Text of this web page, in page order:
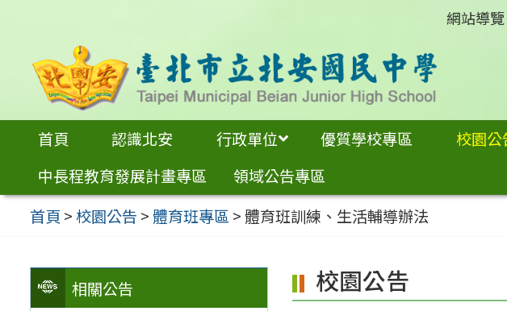
內
網站導覽
首頁 認識北安 行政單位 優質學校專區 校園公
中長程教育發展計畫專區
領域公告專區
首頁 >校園公告 > 體育班專區> 體育班訓練、生活輔導辦法
相關公告 校園公告